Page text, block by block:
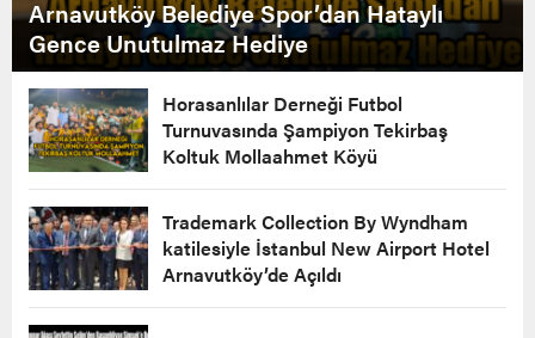
Arnavutköy Belediye Spor’dan Hataylı
Gence Unutulmaz Hediye
Horasanlılar Derneği Futbol
Turnuvasında Şampiyon Tekirbaş
Koltuk Mollaahmet Köyü
Trademark Collection By Wyndham
katilesiyle İstanbul New Airport Hotel
Arnavutköy’de Açıldı